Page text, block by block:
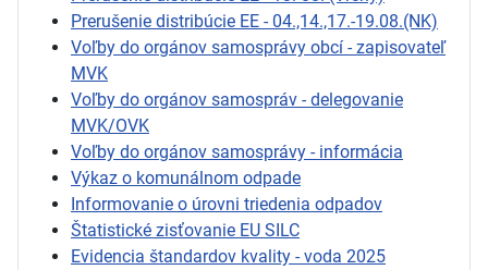
Prerušenie distribúcie EE - 04.,14.,17.-19.08.(NK)
Voľby do orgánov samosprávy obcí - zapisovateľ
MVK
Voľby do orgánov samospráv - delegovanie
MVK/OVK
Voľby do orgánov samosprávy - informácia
Výkaz o komunálnom odpade
Informovanie o úrovni triedenia odpadov
Štatistické zisťovanie EU SILC
Evidencia štandardov kvality - voda 2025